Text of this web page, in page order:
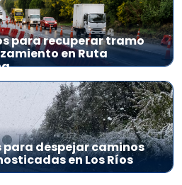
para recuperar tramo
en Ruta
para despejar caminos
en Los Ríos